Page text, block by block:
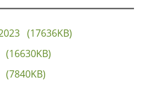
(17636KB)